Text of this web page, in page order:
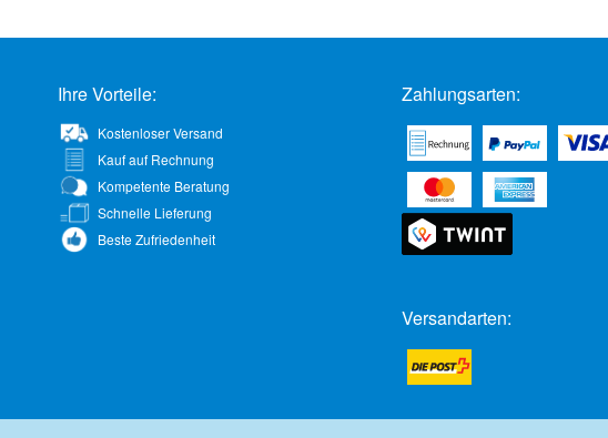
Ihre Vorteile:
Kostenloser Versand
Kauf auf Rechnung
Kompetente Beratung
Schnelle Lieferung
Beste Zufriedenheit
Zahlungsarten:
Versandarten: